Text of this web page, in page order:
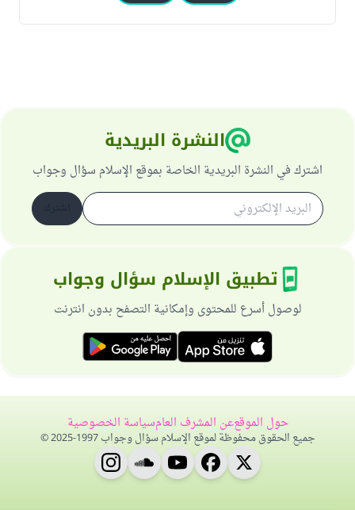
النشرة البريدية
اشترك في النشرة البريدية الخاصة بموقع الإسلام سؤال وجواب
اشترك
تطبيق الإسلام سؤال وجواب
لوصول أسرع للمحتوى وإمكانية التصفح بدون انترنت
حول الموقععن المشرف العامسياسة الخصوصية
جميع الحقوق محفوظة لموقع الإسلام سؤال وجواب 1997-2025 ©